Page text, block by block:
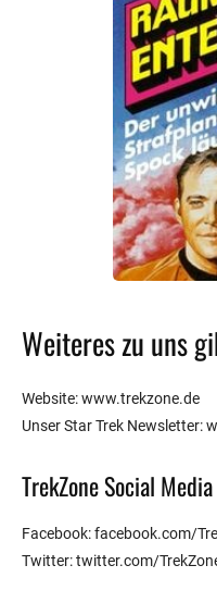
Weiteres zu uns
Website: www.trekzone.de
Unser Star Trek Newsletter:
TrekZone Social Media
Facebook: facebook.com/
Twitter: twitter.com/